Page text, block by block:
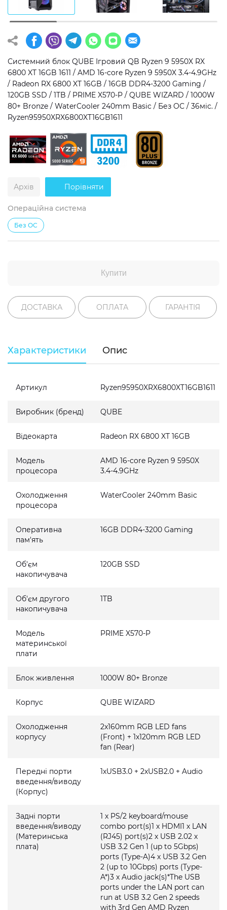
Операційна система
Windows 11 Home
Windows 11 Pro
Без ОС
Тип накопичувача
SSD
HDD
SSD + HDD
Додатково
RGB-підсвічування
Розблокований множник CPU
Надшвидкий M.2 SSD NVME
Системний блок QUBE Ігровий QB Ryzen 9 5950X RX
6800 XT 16GB 1611 / AMD 16-core Ryzen 9 5950X 3.4-4.9GHz
/ Radeon RX 6800 XT 16GB / 16GB DDR4-3200 Gaming /
120GB SSD / 1TB / PRIME X570-P / QUBE WIZARD / 1000W
80+ Bronze / WaterCooler 240mm Basic / Без ОС / 36міс. /
Ryzen95950XRX6800XT16GB1611
Архів Порівняти
Операційна система
Без ОС
Купити
ДОСТАВКА ОПЛАТА ГАРАНТІЯ
Характеристики Опис
Артикул Ryzen95950XRX6800XT16GB1611
Виробник (бренд) QUBE
Відеокарта Radeon RX 6800 XT 16GB
Модель
процесора
AMD 16-core Ryzen 9 5950X
3.4-4.9GHz
Охолодження
процесора
WaterCooler 240mm Basic
Оперативна
пам'ять
16GB DDR4-3200 Gaming
Об'єм
накопичувача
120GB SSD
Об'єм другого
накопичувача
1TB
Модель
материнської
плати
PRIME X570-P
Блок живлення 1000W 80+ Bronze
Корпус QUBE WIZARD
Охолодження
корпусу
2x160mm RGB LED fans
(Front) + 1x120mm RGB LED
fan (Rear)
Передні порти
введення/виводу
(Корпус)
1xUSB3.0 + 2xUSB2.0 + Audio
Задні порти
введення/виводу
(Материнська
плата)
1 x PS/2 keyboard/mouse
combo port(s)1 x HDMI1 x LAN
(RJ45) port(s)2 x USB 2.02 x
USB 3.2 Gen 1 (up to 5Gbps)
ports (Type-A)4 x USB 3.2 Gen
2 (up to 10Gbps) ports (Type-
A*)3 x Audio jack(s)*The USB
ports under the LAN port can
run at USB 3.2 Gen 2 speeds
with 3rd Gen AMD Ryzen